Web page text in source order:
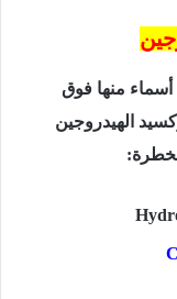
منها فوق
الهيدروجين